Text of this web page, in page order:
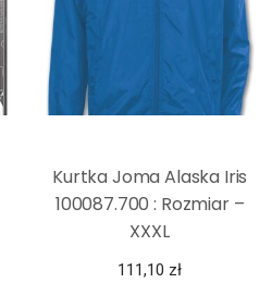
Kurtka Joma Alaska Iris
100087.700 : Rozmiar –
XXXL
111,10 zł